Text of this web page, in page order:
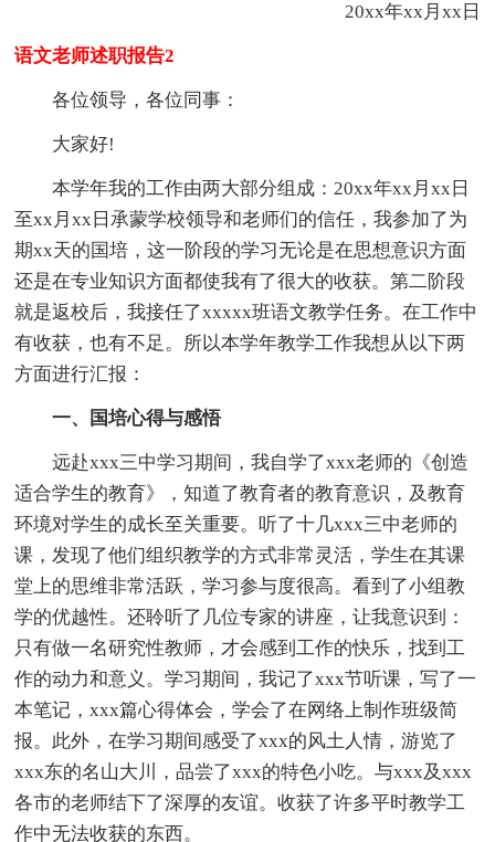
20xx年xx月xx日
语文老师述职报告2
各位领导，各位同事：
大家好!
本学年我的工作由两大部分组成：20xx年xx月xx日
至xx月xx日承蒙学校领导和老师们的信任，我参加了为
期xx天的国培，这一阶段的学习无论是在思想意识方面
还是在专业知识方面都使我有了很大的收获。第二阶段
就是返校后，我接任了xxxxx班语文教学任务。在工作中
有收获，也有不足。所以本学年教学工作我想从以下两
方面进行汇报：
一、国培心得与感悟
远赴xxx三中学习期间，我自学了xxx老师的《创造
适合学生的教育》，知道了教育者的教育意识，及教育
环境对学生的成长至关重要。听了十几xxx三中老师的
课，发现了他们组织教学的方式非常灵活，学生在其课
堂上的思维非常活跃，学习参与度很高。看到了小组教
学的优越性。还聆听了几位专家的讲座，让我意识到：
只有做一名研究性教师，才会感到工作的快乐，找到工
作的动力和意义。学习期间，我记了xxx节听课，写了一
本笔记，xxx篇心得体会，学会了在网络上制作班级简
报。此外，在学习期间感受了xxx的风土人情，游览了
xxx东的名山大川，品尝了xxx的特色小吃。与xxx及xxx
各市的老师结下了深厚的友谊。收获了许多平时教学工
作中无法收获的东西。